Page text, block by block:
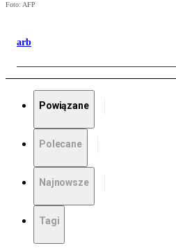
Foto: AFP
arb
Powiązane
Polecane
Najnowsze
Tagi